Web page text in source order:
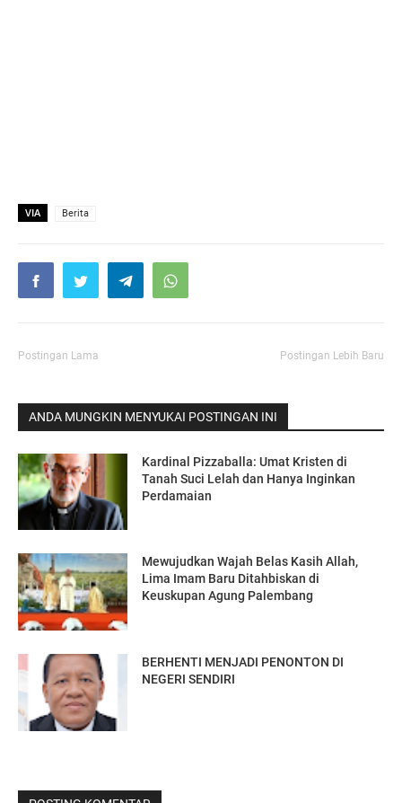
VIA Berita
Postingan Lama Postingan Lebih Baru
ANDA MUNGKIN MENYUKAI POSTINGAN INI
Kardinal Pizzaballa: Umat Kristen di
Tanah Suci Lelah dan Hanya Inginkan
Perdamaian
Mewujudkan Wajah Belas Kasih Allah,
Lima Imam Baru Ditahbiskan di
Keuskupan Agung Palembang
BERHENTI MENJADI PENONTON DI
NEGERI SENDIRI